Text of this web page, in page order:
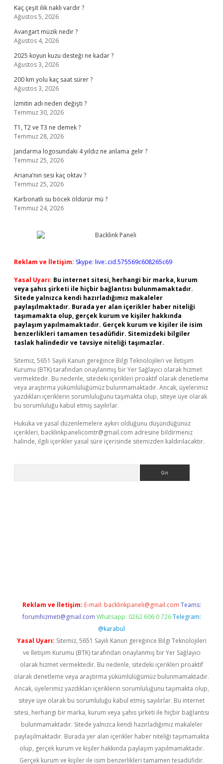
Kaç çeşit ilik nakli vardır ?
Ağustos 5, 2026
Avangart müzik nedir ?
Ağustos 4, 2026
2025 koyun kuzu desteği ne kadar ?
Ağustos 3, 2026
200 km yolu kaç saat sürer ?
Ağustos 3, 2026
İzmitin adı neden değişti ?
Temmuz 30, 2026
T1, T2 ve T3 ne demek ?
Temmuz 28, 2026
Jandarma logosundaki 4 yıldız ne anlama gelir ?
Temmuz 25, 2026
Ariana’nın sesi kaç oktav ?
Temmuz 25, 2026
Karbonatlı su böcek öldürür mü ?
Temmuz 24, 2026
Reklam ve İletişim: Skype: live:.cid.575569c608265c69
Yasal Uyarı: Bu internet sitesi, herhangi bir marka, kurum
veya şahıs şirketi ile hiçbir bağlantısı bulunmamaktadır.
Sitede yalnızca kendi hazırladığımız makaleler
paylaşılmaktadır. Burada yer alan içerikler haber niteliği
taşımamakta olup, gerçek kurum ve kişiler hakkında
paylaşım yapılmamaktadır. Gerçek kurum ve kişiler ile isim
benzerlikleri tamamen tesadüfidir. Sitemizdeki bilgiler
taslak halindedir ve tavsiye niteliği taşımazlar.
Sitemiz, 5651 Sayılı Kanun gereğince Bilgi Teknolojileri ve İletişim
Kurumu (BTK) tarafından onaylanmış bir Yer Sağlayıcı olarak hizmet
vermektedir. Bu nedenle, sitedeki içerikleri proaktif olarak denetleme
veya araştırma yükümlülüğümüz bulunmamaktadır. Ancak, üyelerimiz
yazdıkları içeriklerin sorumluluğunu taşımakta olup, siteye üye olarak
bu sorumluluğu kabul etmiş sayılırlar.
Hukuka ve yasal düzenlemelere aykırı olduğunu düşündüğünüz
içerikleri, backlinkpanelicomtr@gmail.com adresine bildirmeniz
halinde, ilgili içerikler yasal süre içerisinde sitemizden kaldırılacaktır.
Reklam ve İletişim: E-mail: backlinkpaneli@gmail.com Teams:
forumhizmeti@gmail.com Whatsapp: 0262 606 0 726 Telegram:
@karabul
Yasal Uyarı: Sitemiz, 5651 Sayılı Kanun gereğince Bilgi Teknolojileri
ve İletişim Kurumu (BTK) tarafından onaylanmış bir Yer Sağlayıcı
olarak hizmet vermektedir. Bu nedenle, sitedeki içerikleri proaktif
olarak denetleme veya araştırma yükümlülüğümüz bulunmamaktadır.
Ancak, üyelerimiz yazdıkları içeriklerin sorumluluğunu taşımakta olup,
siteye üye olarak bu sorumluluğu kabul etmiş sayılırlar. Bu internet
sitesi, herhangi bir marka, kurum veya şahıs şirketi ile hiçbir bağlantısı
bulunmamaktadır. Sitede yalnızca kendi hazırladığımız makaleler
paylaşılmaktadır. Burada yer alan içerikler haber niteliği taşımamakta
olup, gerçek kurum ve kişiler hakkında paylaşım yapılmamaktadır.
Gerçek kurum ve kişiler ile isim benzerlikleri tamamen tesadüfidir.